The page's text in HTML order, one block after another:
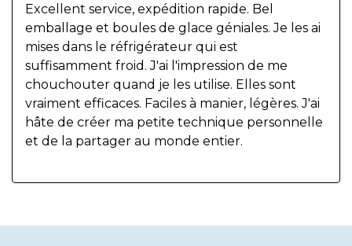
Excellent service, expédition rapide. Bel
emballage et boules de glace géniales. Je les ai
mises dans le réfrigérateur qui est
suffisamment froid. J'ai l'impression de me
chouchouter quand je les utilise. Elles sont
vraiment efficaces. Faciles à manier, légères. J'ai
hâte de créer ma petite technique personnelle
et de la partager au monde entier.